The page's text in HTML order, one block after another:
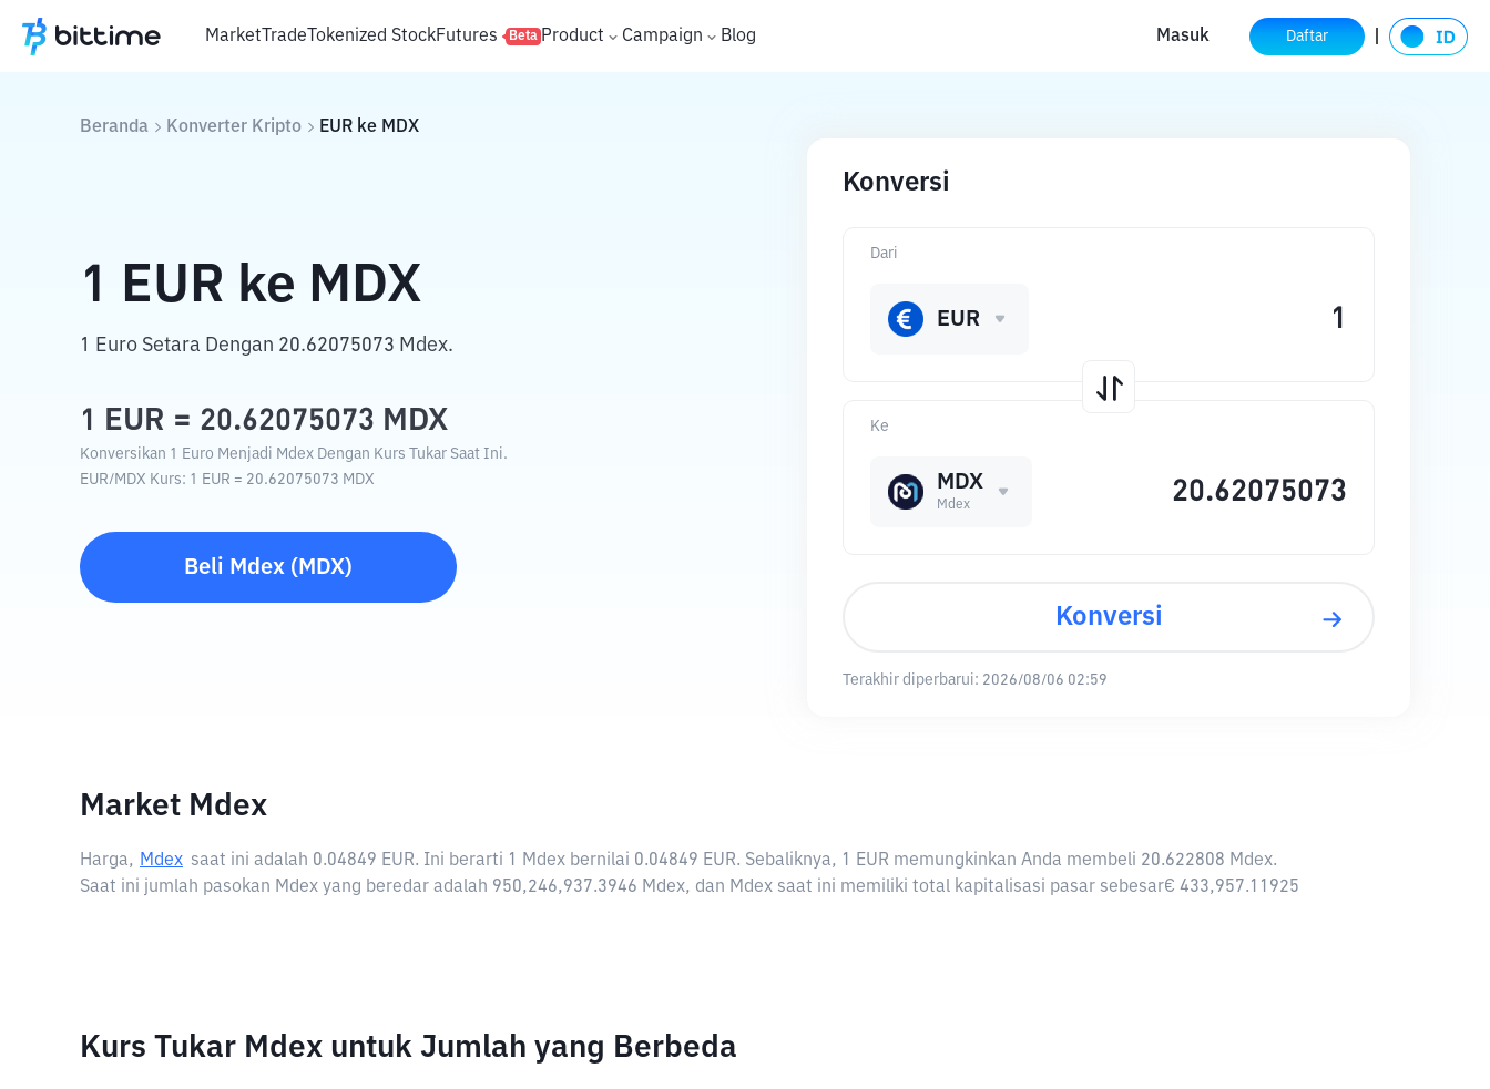
MarketTradeTokenized StockFutures Beta Product Campaign Blog Masuk Daftar
Beranda Konverter Kripto EUR ke MDX
1 EUR ke MDX
1 Euro Setara Dengan 20.62075073 Mdex.
1 EUR = 20.62075073 MDX
Konversikan 1 Euro Menjadi Mdex Dengan Kurs Tukar Saat Ini.
EUR/MDX Kurs: 1 EUR = 20.62075073 MDX
Beli Mdex ( MDX)
Konversi
Ke
MDX
Mdex
Dari
EUR
Konversi
Terakhir diperbarui: 2026/08/06 02:59
Market Mdex
Harga, Mdex saat ini adalah 0.04849 EUR. Ini berarti 1 Mdex bernilai 0.04849 EUR. Sebaliknya, 1 EUR memungkinkan Anda membeli 20.622808 Mdex.
Saat ini jumlah pasokan Mdex yang beredar adalah 950,246,937.3946 Mdex, dan Mdex saat ini memiliki total kapitalisasi pasar sebesar€ 433,957.11925
Kurs Tukar Mdex untuk Jumlah yang Berbeda